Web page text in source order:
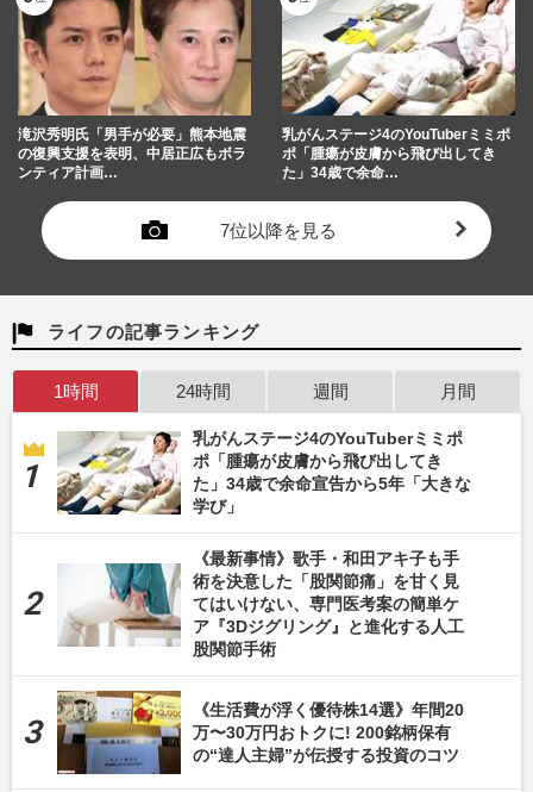
滝沢秀明氏「男手が必要」熊本地震
の復興支援を表明、中居正広もボラ
ンティア計画…
乳がんステージ4のYouTuberミミポ
ポ「腫瘍が皮膚から飛び出してき
た」34歳で余命…
7位以降を見る
ライフの記事ランキング
1時間 24時間 週間 月間
乳がんステージ4のYouTuberミミポ
ポ「腫瘍が皮膚から飛び出してき
た」34歳で余命宣告から5年「大きな
学び」
《最新事情》歌手・和田アキ子も手
術を決意した「股関節痛」を甘く見
てはいけない、専門医考案の簡単ケ
ア『3Dジグリング』と進化する人工
股関節手術
《生活費が浮く優待株14選》年間20
万〜30万円おトクに! 200銘柄保有
の“達人主婦”が伝授する投資のコツ